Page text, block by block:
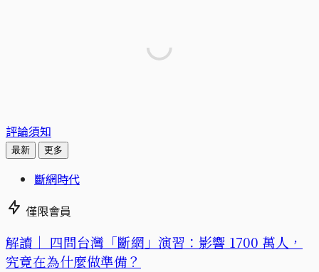
評論須知
最新 更多
斷網時代
僅限會員
解讀｜ 四問台灣「斷網」演習：影響 1700 萬人，
究竟在為什麼做準備？